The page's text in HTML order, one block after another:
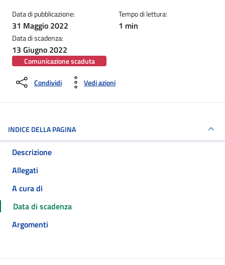
Data di pubblicazione:
31 Maggio 2022
Data di scadenza:
13 Giugno 2022
Comunicazione scaduta
Tempo di lettura:
1 min
Condividi Vedi azioni
INDICE DELLA PAGINA
Descrizione
Allegati
A cura di
Data di scadenza
Argomenti